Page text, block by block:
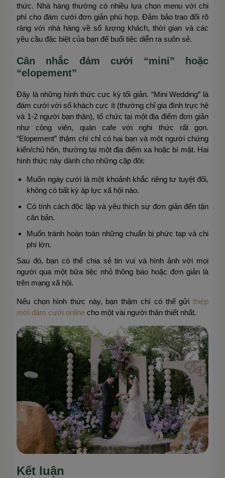
thức. Nhà hàng thường có nhiều lựa chọn menu với chi
phí cho đám cưới đơn giản phù hợp. Đảm bảo trao đổi rõ
ràng với nhà hàng về số lượng khách, thời gian và các
yêu cầu đặc biệt của bạn để buổi tiệc diễn ra suôn sẻ.
Cân nhắc đám cưới “mini” hoặc
“elopement”
Đây là những hình thức cực kỳ tối giản. “Mini Wedding” là
đám cưới với số khách cực ít (thường chỉ gia đình trực hệ
và 1-2 người bạn thân), tổ chức tại một địa điểm đơn giản
như công viên, quán cafe với nghi thức rất gọn.
“Elopement” thậm chí chỉ có hai bạn và một người chứng
kiến/chủ hôn, thường tại một địa điểm xa hoặc bí mật. Hai
hình thức này dành cho những cặp đôi:
Muốn ngày cưới là một khoảnh khắc riêng tư tuyệt đối,
không có bất kỳ áp lực xã hội nào.
Có tính cách độc lập và yêu thích sự đơn giản đến tận
căn bản.
Muốn tránh hoàn toàn những chuẩn bị phức tạp và chi
phí lớn.
Sau đó, bạn có thể chia sẻ tin vui và hình ảnh với mọi
người qua một bữa tiệc nhỏ thông báo hoặc đơn giản là
trên mạng xã hội.
Nếu chọn hình thức này, bạn thậm chí có thể gửi thiệp
mời đám cưới online cho một vài người thân thiết nhất.
Kết luận